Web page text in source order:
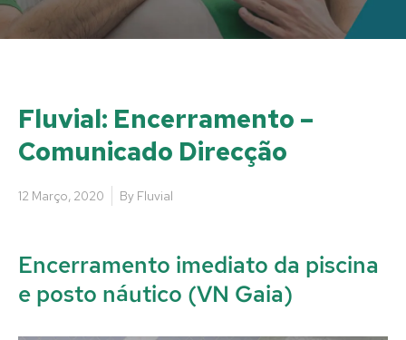
Fluvial: Encerramento –
Comunicado Direcção
12 Março, 2020 By Fluvial
Encerramento imediato da piscina
e posto náutico (VN Gaia)